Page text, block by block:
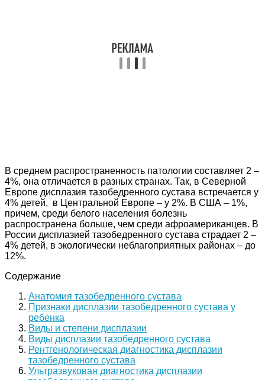
В среднем распространенность патологии составляет 2 –
4%, она отличается в разных странах. Так, в Северной
Европе дисплазия тазобедренного сустава встречается у
4% детей, в Центральной Европе – у 2%. В США – 1%,
причем, среди белого населения болезнь
распространена больше, чем среди афроамериканцев. В
России дисплазией тазобедренного сустава страдает 2 –
4% детей, в экологически неблагоприятных районах – до
12%.
Содержание
Анатомия тазобедренного сустава
Признаки дисплазии тазобедренного сустава у
ребенка
Виды и степени дисплазии
Виды дисплазии тазобедренного сустава
Рентгенологическая диагностика дисплазии
тазобедренного сустава
Ультразвуковая диагностика дисплазии